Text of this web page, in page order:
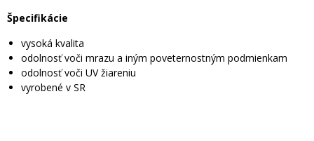
Špecifikácie
vysoká kvalita
odolnosť voči mrazu a iným poveternostným podmienkam
odolnosť voči UV žiareniu
vyrobené v SR